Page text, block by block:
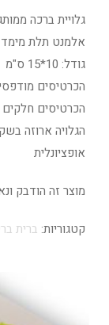
גלויית ברכה
אלמנט תלת
גודל: 10*15 ס"מ
הכרטיסים מודפסים ע"ג נייר
הכרטיסים
הגלויה ארוזה
אופציונלית
מוצר זה הודבק
קטגוריות: ברית